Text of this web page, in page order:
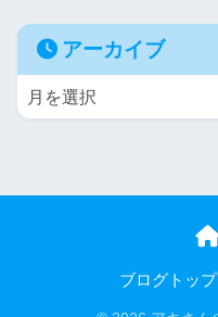
アーカイブ
ブログトップ